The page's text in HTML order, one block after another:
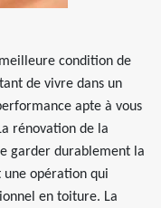
condition de
de vivre dans un
apte à vous
rénovation de la
garder durablement la
une opération qui
en toiture. La